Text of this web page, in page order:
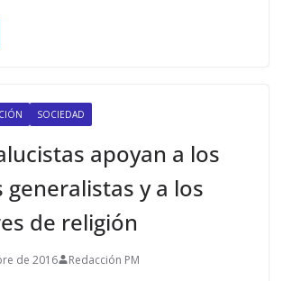
SOCIEDAD
apoyan a los
y a los
de religión
de 2016 Redacción PM